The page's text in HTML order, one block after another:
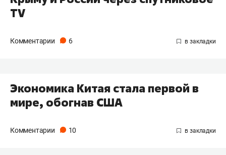
ТV
Комментарии 6
Экономика Китая стала первой в
мире, обогнав США
Комментарии 10